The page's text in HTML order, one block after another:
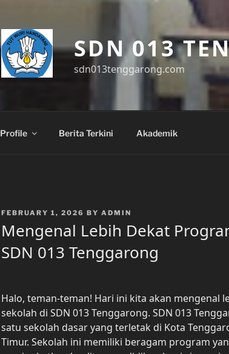
SDN 013
sdn013tenggarong.com
Profile Berita Terkini Akademik
POSTED
FEBRUARY 1, 2026 BY ADMIN
Mengenal Lebih Dekat
SDN 013 Tenggarong
Halo, teman-teman! Hari ini kita akan mengenal
sekolah di SDN 013 Tenggarong. SDN 013
satu sekolah dasar yang terletak di Kota
Timur. Sekolah ini memiliki beragam program